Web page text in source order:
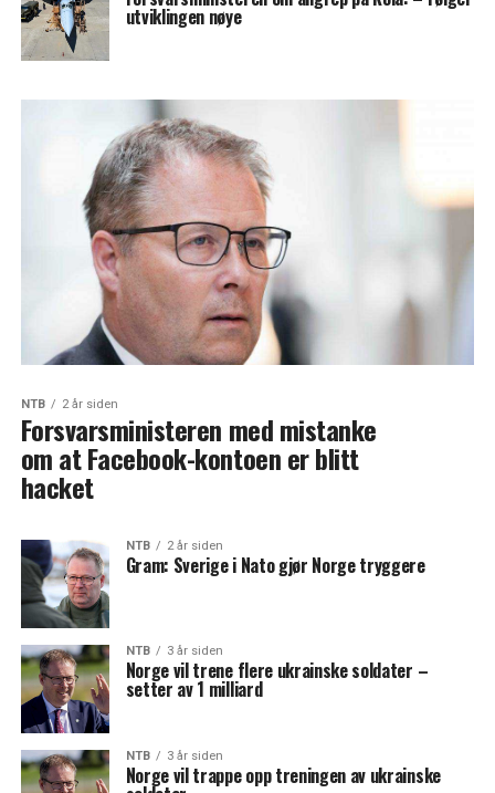
utviklingen nøye
NTB 2 år siden
Forsvarsministeren med mistanke
om at Facebook-kontoen er blitt
hacket
NTB 2 år siden
Gram: Sverige i Nato gjør Norge tryggere
NTB 3 år siden
Norge vil trene flere ukrainske soldater –
setter av 1 milliard
NTB 3 år siden
Norge vil trappe opp treningen av ukrainske